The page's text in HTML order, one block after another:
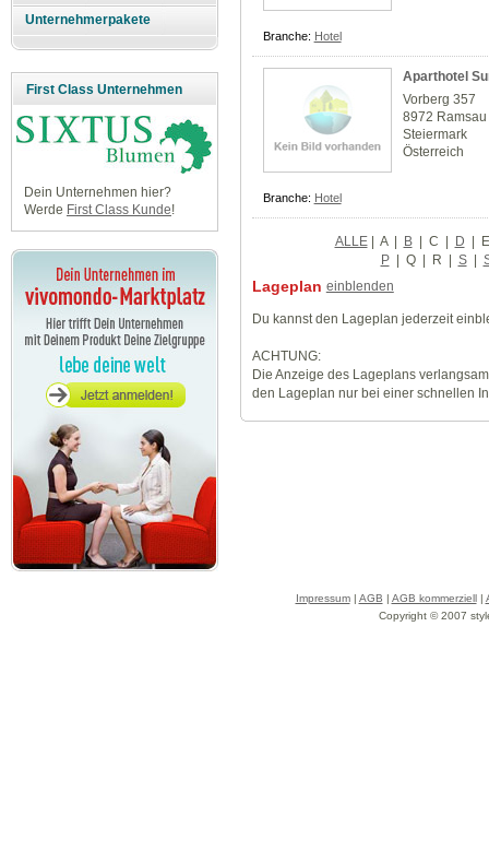
Unternehmerpakete
First Class Unternehmen
Dein Unternehmen hier?
Werde First Class Kunde!
Branche: Hotel
Aparthotel
Vorberg 357
8972
Steiermark
Österreich
Branche: Hotel
ALLE| A| B | C | D |
P | Q | R | S |
Lageplan einblenden
Du kannst den Lageplan jederzeit
ACHTUNG:
Die Anzeige des Lageplans
den Lageplan nur bei einer schnellen
Impressum| AGB | AGB kommerziell|
Copyright © 2007